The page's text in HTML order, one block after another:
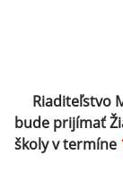
Riaditeľstvo
bude prijímať
školy v termíne